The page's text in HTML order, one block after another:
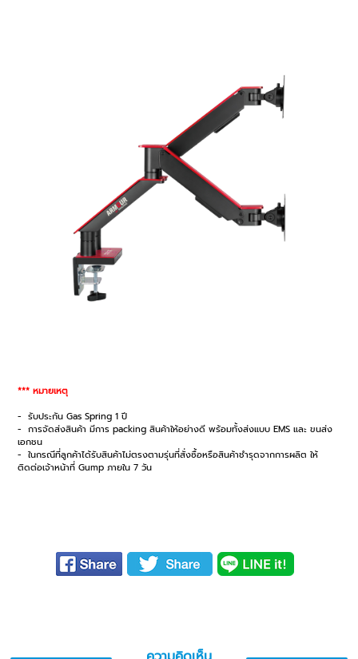
*** หมายเหตุ
- รับประกัน Gas Spring 1 ปี
- การจัดส่งสินค้า มีการ packing สินค้าให้อย่างดี พร้อมทั้งส่งแบบ EMS และ ขนส่ง
เอกชน
- ในกรณีที่ลูกค้าได้รับสินค้าไม่ตรงตามรุ่นที่สั่งซื้อหรือสินค้าชำรุดจากการผลิต ให้
ติดต่อเจ้าหน้าที่ Gump ภายใน 7 วัน